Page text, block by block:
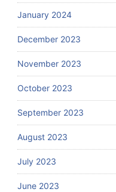
January 2024
December 2023
November 2023
October 2023
September 2023
August 2023
July 2023
June 2023